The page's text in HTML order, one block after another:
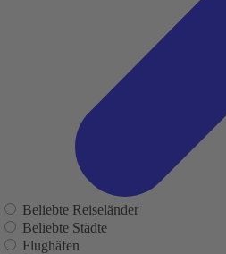
Beliebte Reiseländer
Beliebte Städte
Flughäfen